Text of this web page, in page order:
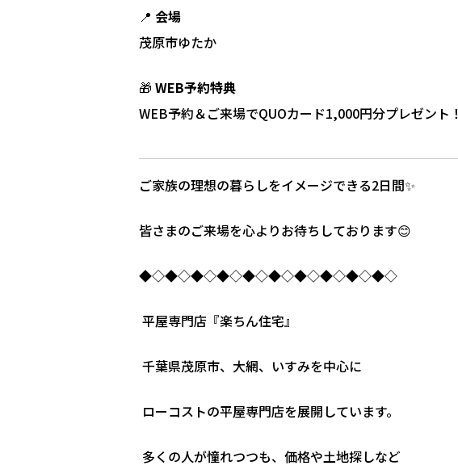
📍 会場
茂原市ゆたか
🎁 WEB予約特典
WEB予約＆ご来場でQUOカード1,000円分プレゼント！
ご家族の理想の暮らしをイメージできる2日間✨
皆さまのご来場を心よりお待ちしております😊
◆◇◆◇◆◇◆◇◆◇◆◇◆◇◆◇◆◇◆◇
平屋専門店『楽ちん住宅』
千葉県茂原市、大網、いすみを中心に
ローコストの平屋専門店を展開しています。
多くの人が憧れつつも、価格や土地探しなど